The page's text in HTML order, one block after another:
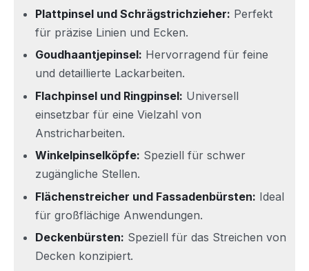
Plattpinsel und Schrägstrichzieher: Perfekt
für präzise Linien und Ecken.
Goudhaantjepinsel: Hervorragend für feine
und detaillierte Lackarbeiten.
Flachpinsel und Ringpinsel: Universell
einsetzbar für eine Vielzahl von
Anstricharbeiten.
Winkelpinselköpfe: Speziell für schwer
zugängliche Stellen.
Flächenstreicher und Fassadenbürsten: Ideal
für großflächige Anwendungen.
Deckenbürsten: Speziell für das Streichen von
Decken konzipiert.